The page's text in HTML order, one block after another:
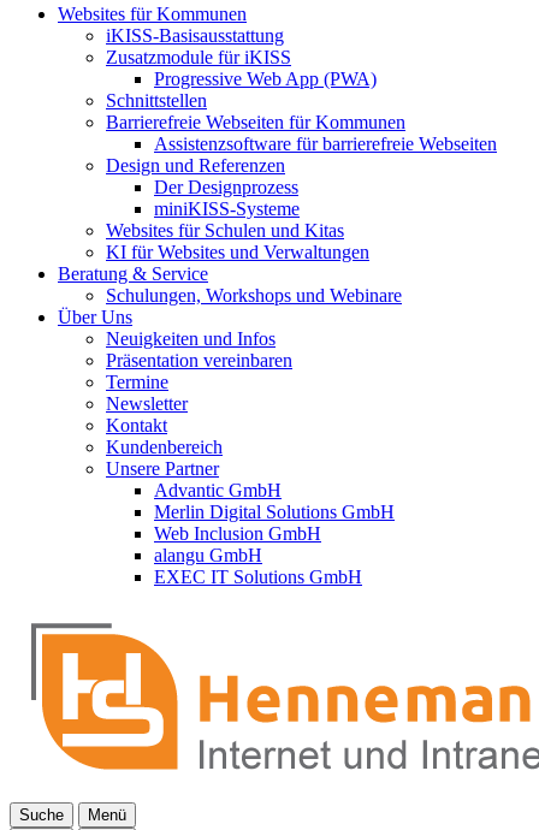
Websites für Kommunen
iKISS-Basisausstattung
Zusatzmodule für iKISS
Progressive Web App (PWA)
Schnittstellen
Barrierefreie Webseiten für Kommunen
Assistenzsoftware für barrierefreie Webseiten
Design und Referenzen
Der Designprozess
miniKISS-Systeme
Websites für Schulen und Kitas
KI für Websites und Verwaltungen
Beratung & Service
Schulungen, Workshops und Webinare
Über Uns
Neuigkeiten und Infos
Präsentation vereinbaren
Termine
Newsletter
Kontakt
Kundenbereich
Unsere Partner
Advantic GmbH
Merlin Digital Solutions GmbH
Web Inclusion GmbH
alangu GmbH
EXEC IT Solutions GmbH
Suche
Menü